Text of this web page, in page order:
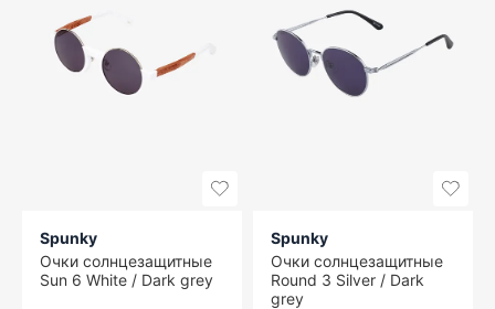
Spunky
Очки солнцезащитные
Sun 6 White / Dark grey
Spunky
Очки солнцезащитные
Round 3 Silver / Dark
grey